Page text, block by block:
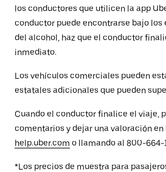
los conductores que utilicen la app
conductor puede encontrarse bajo los
del alcohol, haz que el conductor
inmediato.
Los vehículos comerciales pueden
estatales adicionales que pueden
Cuando el conductor finalice el viaje,
comentarios y dejar una valoración en
help.uber.com o llamando al 800-664-
*Los precios de muestra para